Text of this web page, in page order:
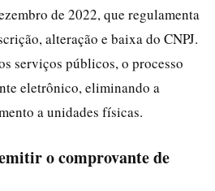
de 2022, que regulamenta
alteração e baixa do CNPJ.
serviços públicos, o processo
eletrônico, eliminando a
a unidades físicas.
o comprovante de